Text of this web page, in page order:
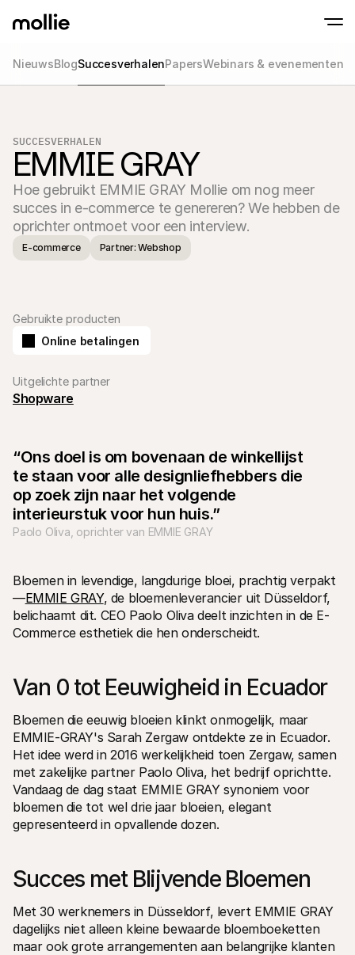
Checkout
Optimaliseer je
meer conversie
Voor agencies
Maak kennis met het Agency-Partnerprogramma
Technische documentatie
Portaal voor developers
Ontdek documentatie en updates voor developers
Libraries
Integreer Mollie met kant-en-klare pakketten
Discord community
Prijzen
Bekijk onze tarieven
Over ons
Maak kennis met ons verhaal en
onze waarden
Nieuws
Kom werken bij Mollie. Ontdek de
vacatures!
Voor consumenten
Waarom zie je Mollie op je bankafschrift?
Voor Mollie-klanten
Neem contact op met Customer Support
Contact met sales
Ontdek hoe we jouw bedrijf kunnen helpen
NieuwsBlogSuccesverhalenPapersWebinars & evenementen
SUCCESVERHALEN
EMMIE GRAY
Hoe gebruikt EMMIE GRAY Mollie om nog meer
succes in e-commerce te genereren? We hebben de
oprichter ontmoet voor een interview.
E-commerce Partner: Webshop
“Ons doel is om bovenaan de winkellijst
te staan voor alle designliefhebbers die
op zoek zijn naar het volgende
interieurstuk voor hun huis.”
Paolo Oliva, oprichter van EMMIE GRAY
Bloemen in levendige, langdurige bloei, prachtig verpakt
—EMMIE GRAY, de bloemenleverancier uit Düsseldorf,
belichaamt dit. CEO Paolo Oliva deelt inzichten in de E-
Commerce esthetiek die hen onderscheidt.
Van 0 tot Eeuwigheid in Ecuador
Bloemen die eeuwig bloeien klinkt onmogelijk, maar
EMMIE-GRAY's Sarah Zergaw ontdekte ze in Ecuador.
Het idee werd in 2016 werkelijkheid toen Zergaw, samen
met zakelijke partner Paolo Oliva, het bedrijf oprichtte.
Vandaag de dag staat EMMIE GRAY synoniem voor
bloemen die tot wel drie jaar bloeien, elegant
gepresenteerd in opvallende dozen.
Succes met Blijvende Bloemen
Met 30 werknemers in Düsseldorf, levert EMMIE GRAY
dagelijks niet alleen kleine bewaarde bloemboeketten
maar ook grote arrangementen aan belangrijke klanten
Gebruikte producten
Online betalingen
Uitgelichte partner
Shopware